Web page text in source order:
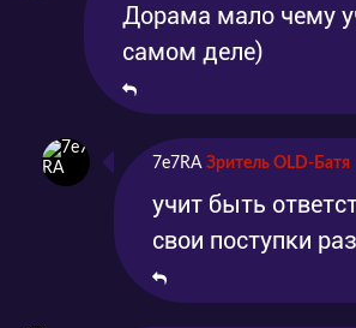
Дорама мало чему
самом деле)
7e7RA Зритель OLD-Батя
учит быть
свои поступки